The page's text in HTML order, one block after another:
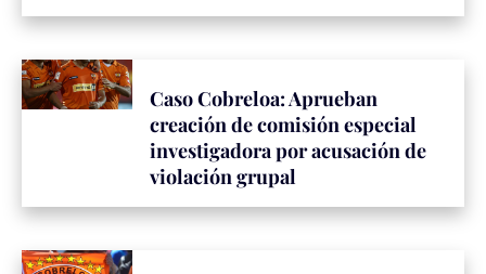
Caso Cobreloa: Aprueban
creación de comisión especial
investigadora por acusación de
violación grupal